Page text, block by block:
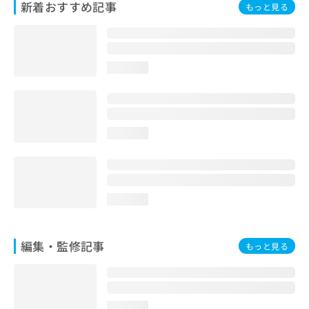
新着おすすめ記事 もっと見る
編集・監修記事 もっと見る
お